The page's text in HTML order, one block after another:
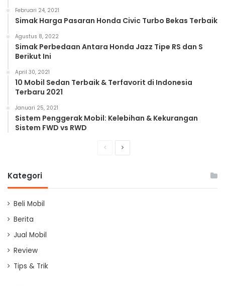
Februari 24, 2021
Simak Harga Pasaran Honda Civic Turbo Bekas Terbaik
Agustus 8, 2022
Simak Perbedaan Antara Honda Jazz Tipe RS dan S
Berikut Ini
April 30, 2021
10 Mobil Sedan Terbaik & Terfavorit di Indonesia
Terbaru 2021
Januari 25, 2021
Sistem Penggerak Mobil: Kelebihan & Kekurangan
Sistem FWD vs RWD
PreviousNext
Kategori
Beli Mobil
Berita
Jual Mobil
Review
Tips & Trik